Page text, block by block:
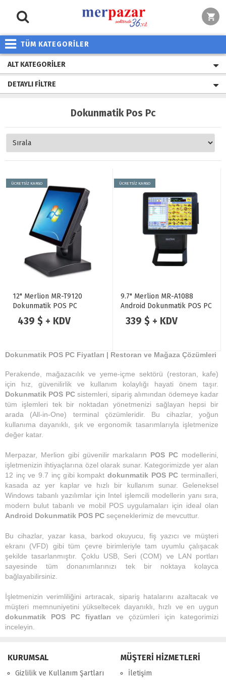
TÜM KATEGORİLER
ALT KATEGORILER
DETAYLI FILTRE
Dokunmatik Pos Pc
ÜCRETSİZ KARGO
12" Merlion MR-T9120
Dokunmatik POS PC
439 $ + KDV
ÜCRETSİZ KARGO
9.7" Merlion MR-A1088
Android Dokunmatik POS PC
339 $ + KDV
Dokunmatik POS PC Fiyatları | Restoran ve Mağaza Çözümleri
Perakende, mağazacılık ve yeme-içme sektörü (restoran, kafe)
için hız, güvenilirlik ve kullanım kolaylığı hayati önem taşır.
Dokunmatik POS PCsistemleri, sipariş alımından ödemeye kadar
tüm işlemleri tek bir noktadan yönetmenizi sağlayan hepsi bir
arada (All-in-One) terminal çözümleridir. Bu cihazlar, yoğun
kullanıma dayanıklı, şık ve ergonomik tasarımlarıyla işletmenize
değer katar.
Merpazar, Merlion gibi güvenilir markaların POS PC modellerini,
işletmenizin ihtiyaçlarına özel olarak sunar. Kategorimizde yer alan
12 inç ve 9.7 inç gibi kompakt dokunmatik POS PC terminalleri,
kasada az yer kaplar ve hızlı bir kullanım sunar. Geleneksel
Windows tabanlı yazılımlar için Intel işlemcili modellerin yanı sıra,
modern bulut tabanlı ve mobil POS uygulamaları için ideal olan
Android Dokunmatik POS PC seçeneklerimiz de mevcuttur.
Bu cihazlar, yazar kasa, barkod okuyucu, fiş yazıcı ve müşteri
ekranı (VFD) gibi tüm çevre birimleriyle tam uyumlu çalışacak
şekilde tasarlanmıştır. Çoklu USB, Seri (COM) ve LAN portları
sayesinde tüm donanımlarınızı tek bir noktaya kolayca
bağlayabilirsiniz.
İşletmenizin verimliliğini artıracak, sipariş hatalarını azaltacak ve
müşteri memnuniyetini yükseltecek dayanıklı, hızlı ve en uygun
dokunmatik POS PC fiyatları ve çözümleri için kategorimizi
inceleyin.
KURUMSAL
Gizlilik ve Kullanım Şartları
MÜŞTERİ HİZMETLERİ
İletişim